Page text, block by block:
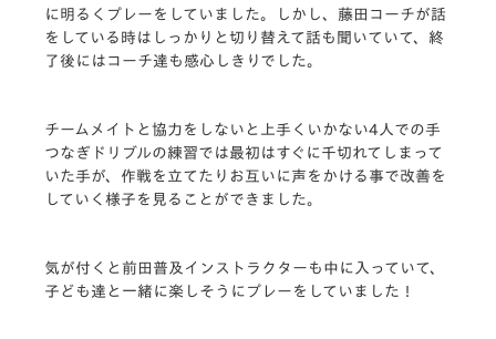
に明るくプレーをしていました。しかし、藤田コーチが話
をしている時はしっかりと切り替えて話も聞いていて、終
了後にはコーチ達も感心しきりでした。
チームメイトと協力をしないと上手くいかない4人での手
つなぎドリブルの練習では最初はすぐに千切れてしまって
いた手が、作戦を立てたりお互いに声をかける事で改善を
していく様子を見ることができました。
気が付くと前田普及インストラクターも中に入っていて、
子ども達と一緒に楽しそうにプレーをしていました！